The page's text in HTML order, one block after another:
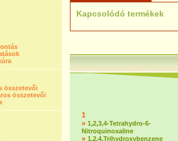
összetevői
összetevői
Kapcsolódó termékek
1
» 1,2,3,4-Tetrahydro-6-
Nitroquinoxaline
» 1,2,4,Trihydroxybenzene